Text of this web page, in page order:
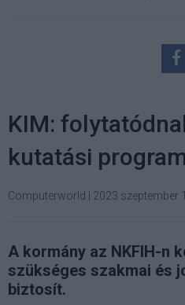
KIM:
kutatási
Computerworld 2023 szeptember
A kormány az NKFIH-n
szükséges szakmai és
biztosít.